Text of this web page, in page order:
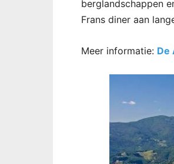
berglandschappen
Frans diner aan
Meer informatie: De